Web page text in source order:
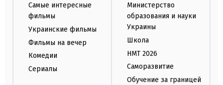
Самые интересные
фильмы
Украинские фильмы
Фильмы на вечер
Комедии
Сериалы
Министерство
образования и науки
Украины
Школа
НМТ 2026
Саморазвитие
Обучение за границей